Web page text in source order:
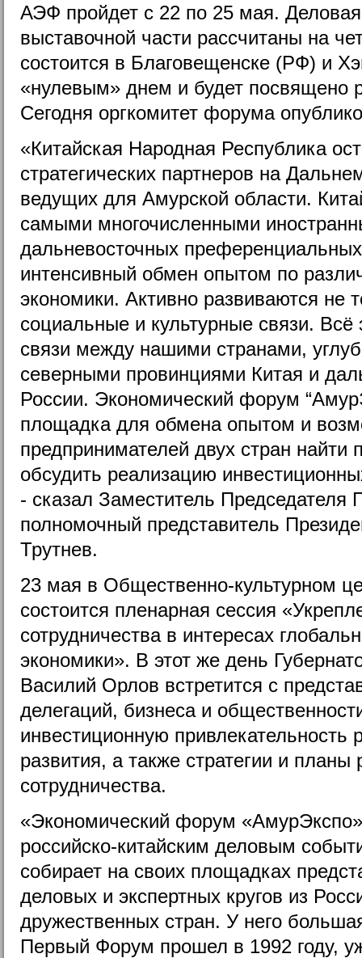
АЭФ пройдет с 22 по 25 мая.
выставочной части рассчитаны на
состоится в Благовещенске (РФ) и
«нулевым» днем и будет посвящено
Сегодня оргкомитет форума
«Китайская Народная Республика
стратегических партнеров на
ведущих для Амурской области.
самыми многочисленными
дальневосточных
интенсивный обмен опытом по
экономики. Активно развиваются не
социальные и культурные связи. Всё
связи между нашими странами,
северными провинциями Китая и
России. Экономический форум
площадка для обмена опытом и
предпринимателей двух стран найти
обсудить реализацию
- сказал Заместитель Председателя
полномочный представитель
Трутнев.
23 мая в Общественно-культурном
состоится пленарная сессия
сотрудничества в интересах
экономики». В этот же день
Василий Орлов встретится с
делегаций, бизнеса и
инвестиционную привлекательность
развития, а также стратегии и планы
сотрудничества.
«Экономический форум
российско-китайским деловым
собирает на своих площадках
деловых и экспертных кругов из
дружественных стран. У него
Первый Форум прошел в 1992 году,